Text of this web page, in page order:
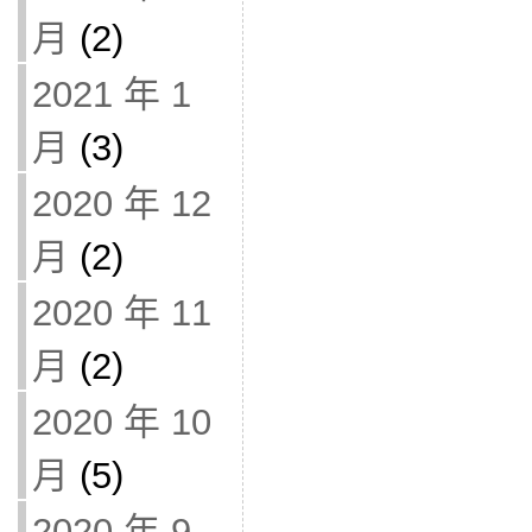
月 (2)
2021 年 1
月 (3)
2020 年 12
月 (2)
2020 年 11
月 (2)
2020 年 10
月 (5)